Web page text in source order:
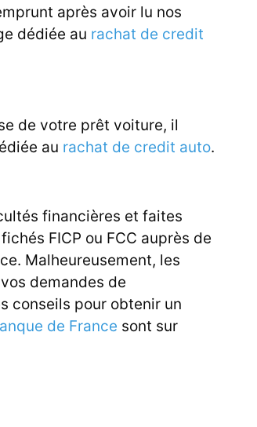
après avoir lu nos
dédiée au rachat de credit
de votre prêt voiture, il
au rachat de credit auto.
financières et faites
FICP ou FCC auprès de
Malheureusement, les
demandes de
conseils pour obtenir un
de France sont sur